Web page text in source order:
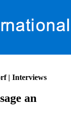
| Interviews
an